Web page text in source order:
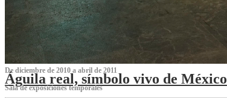
De diciembre de 2010 a abril de 2011
Águila real, símbolo vivo de México
Sala de exposiciones temporales